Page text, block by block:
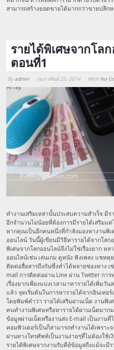
สามารถสร้างยอดขายได้มากกว่าขายปลีก
รายได้พิเศษจากโล
ตอนที่1
By admin กุมภาพันธ์ 23, 2014 With No
Array
ทำงานเสริมเหล่านั้นประสบความสำเร็จ
อีกจำนวนไม่น้อยที่ต้องการมีรายได้เสริมแต่
หากคุณเป็นอีกคนหนึ่งที่กำลังมองหางานพิ
ออนไลน์ วันนี้ผู้เขียนมีวิธีหารายได้จากโล
พิเศษจากโลกออนไลน์จึงไม่ใช่เรื่องยาก ห
ออนไลน์เช่น เล่นเกม ดูหนัง ฟังเพลง แชท
ติดต่อสื่อสารถึงกันซึ่งทำได้หลายช่องทาง เ
mail การติดต่อผ่าน Line ผ่าน Twitter กา
เรื่องยากเพียงแบ่งเวลามาหารายได้เพิ่มวั
แล้ว จุดเริ่มต้นในการหารายได้จากอินเทอ
โดยพิมพ์คำว่า รายได้เสริมผ่านเน็ต งานพิ
คนทำงานพิเศษหรือหารายได้ผ่านเน็ตมา
ข้อมูลผ่านเน็ตหรืองานส่ง E-mail เป็นงาน
คอมพิวเตอร์เป็นก็สามารถทำงานได้เพรา
ผ่านทางโทรศัพท์เป็นงานง่ายๆที่ไม่ต้องใช้
รายได้พิเศษจากงานรับคีย์ข้อมูลถึงแม้จะมีร